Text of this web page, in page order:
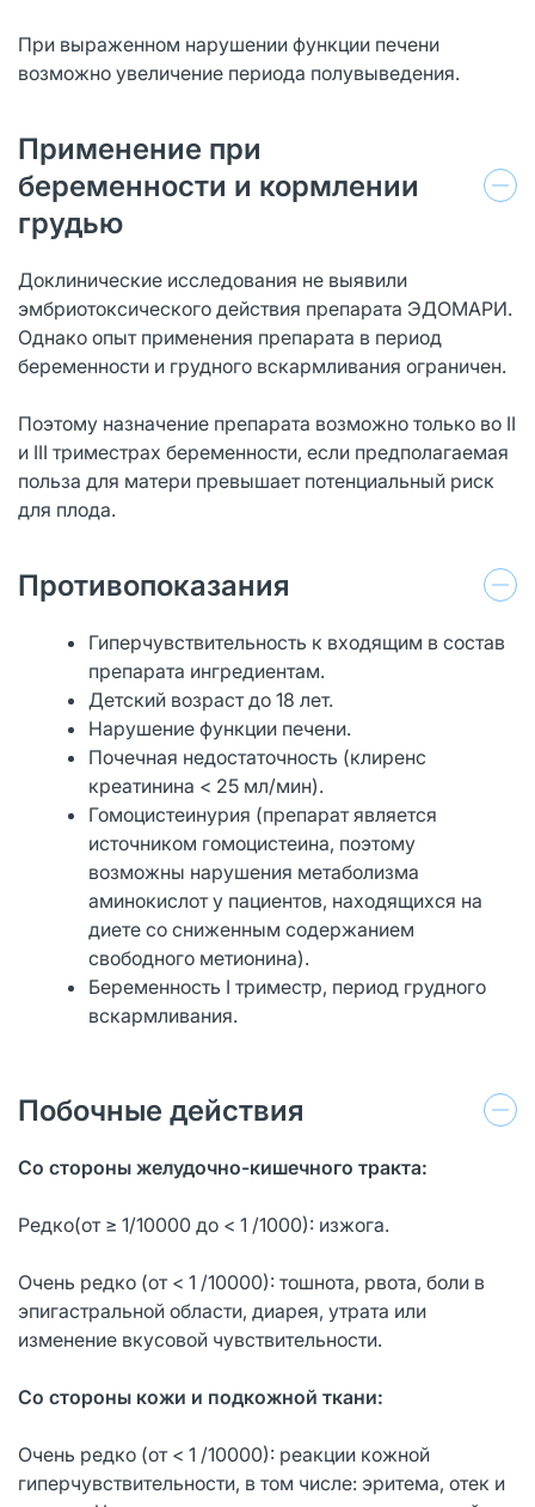
При выраженном нарушении функции печени
возможно увеличение периода полувыведения.
Применение при
беременности и кормлении
грудью
Доклинические исследования не выявили
эмбриотоксического действия препарата ЭДОМАРИ.
Однако опыт применения препарата в период
беременности и грудного вскармливания ограничен.
Поэтому назначение препарата возможно только во II
и III триместрах беременности, если предполагаемая
польза для матери превышает потенциальный риск
для плода.
Противопоказания
Гиперчувствительность к входящим в состав
препарата ингредиентам.
Детский возраст до 18 лет.
Нарушение функции печени.
Почечная недостаточность (клиренс
креатинина < 25 мл/мин).
Гомоцистеинурия (препарат является
источником гомоцистеина, поэтому
возможны нарушения метаболизма
аминокислот у пациентов, находящихся на
диете со сниженным содержанием
свободного метионина).
Беременность I триместр, период грудного
вскармливания.
Побочные действия
Со стороны желудочно-кишечного тракта:
Редко(от ≥ 1/10000 до < 1 /1000): изжога.
Очень редко (от < 1 /10000): тошнота, рвота, боли в
эпигастральной области, диарея, утрата или
изменение вкусовой чувствительности.
Со стороны кожи и подкожной ткани:
Очень редко (от < 1 /10000): реакции кожной
гиперчувствительности, в том числе: эритема, отек и